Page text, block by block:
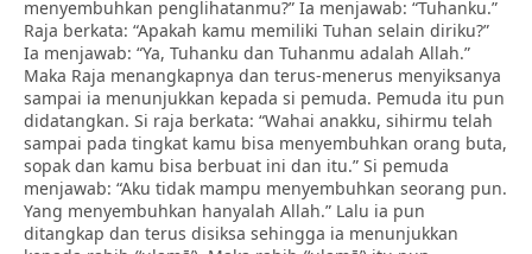
menyembuhkan penglihatanmu?” Ia menjawab: “Tuhanku.”
Raja berkata: “Apakah kamu memiliki Tuhan selain diriku?”
Ia menjawab: “Ya, Tuhanku dan Tuhanmu adalah Allah.”
Maka Raja menangkapnya dan terus-menerus menyiksanya
sampai ia menunjukkan kepada si pemuda. Pemuda itu pun
didatangkan. Si raja berkata: “Wahai anakku, sihirmu telah
sampai pada tingkat kamu bisa menyembuhkan orang buta,
sopak dan kamu bisa berbuat ini dan itu.” Si pemuda
menjawab: “Aku tidak mampu menyembuhkan seorang pun.
Yang menyembuhkan hanyalah Allah.” Lalu ia pun
ditangkap dan terus disiksa sehingga ia menunjukkan